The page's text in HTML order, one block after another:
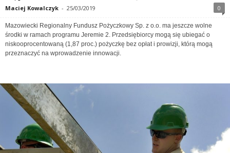
Maciej Kowalczyk - 25/03/2019 0
Mazowiecki Regionalny Fundusz Pożyczkowy Sp. z o.o. ma jeszcze wolne
środki w ramach programu Jeremie 2. Przedsiębiorcy mogą się ubiegać o
niskooprocentowaną (1,87 proc.) pożyczkę bez opłat i prowizji, którą mogą
przeznaczyć na wprowadzenie innowacji.